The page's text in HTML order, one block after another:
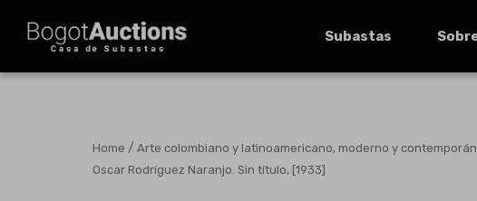
Subastas
Home / Arte colombiano y latinoamericano, moderno y
Oscar Rodríguez Naranjo. Sin título, [1933]